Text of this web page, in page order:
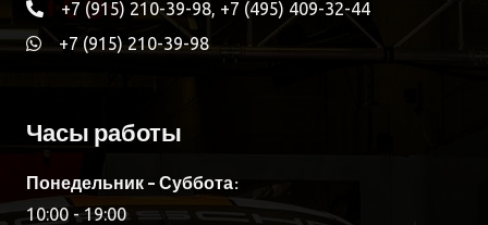
+7 (915) 210-39-98, +7 (495) 409-32-44
+7 (915) 210-39-98
Часы работы
Понедельник - Суббота:
10:00 - 19:00